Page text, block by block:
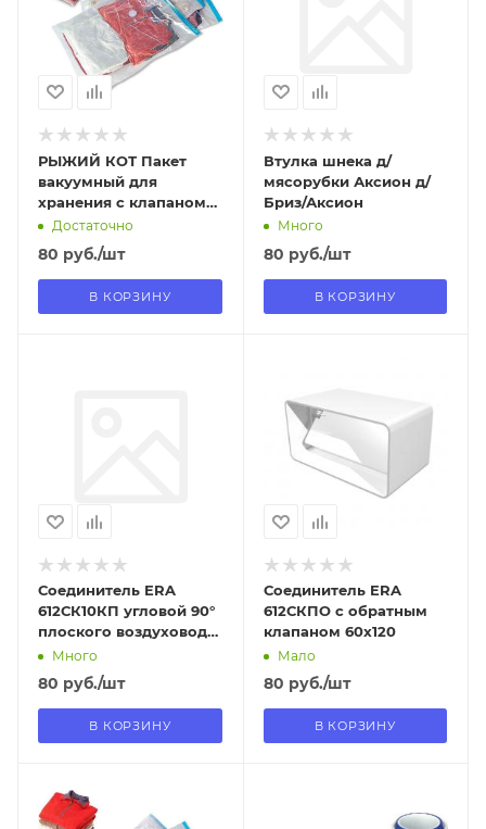
самовывоза
Нет
РЫЖИЙ КОТ Пакет
вакуумный для
хранения с клапаном
VB8, размер: 50*60см
(312609)
Достаточно
80 руб./шт
В КОРЗИНУ
Втулка шнека д/
мясорубки Аксион д/
Бриз/Аксион
Много
80 руб./шт
В КОРЗИНУ
Соединитель ERA
612СК10КП угловой 90°
плоского воздуховода
с круглым
Много
80 руб./шт
В КОРЗИНУ
В наличии в пункте
самовывоза
Соединитель ERA
612СКПО с обратным
клапаном 60х120
Мало
80 руб./шт
В КОРЗИНУ
Отправим
13.08.2026